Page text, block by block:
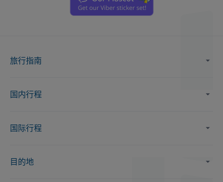
旅行指南
国内行程
国际行程
目的地